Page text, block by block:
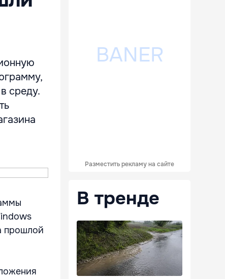
среду.
прошлой
Разместить рекламу на сайте
В тренде